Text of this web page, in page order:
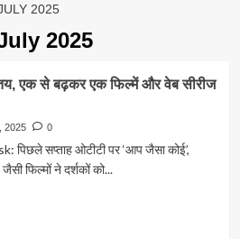
2025
2025
एक से बढ़कर एक फिल्में और वेब सीरीज
2025 0
सप्ताह ओटीटी पर ‘आप जैसा कोई’,
जैसी फिल्मों ने दर्शकों को...